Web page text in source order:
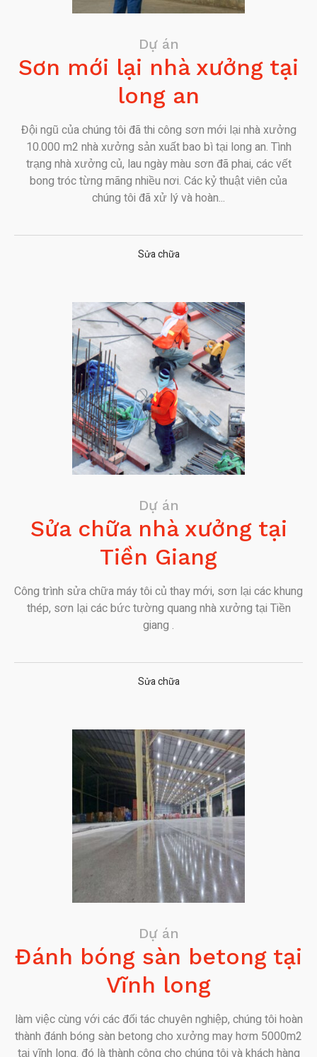
Dự án
Sơn mới lại nhà xưởng tại
long an
Đội ngũ của chúng tôi đã thi công sơn mới lại nhà xưởng
10.000 m2 nhà xưởng sản xuất bao bì tại long an. Tình
trạng nhà xưởng củ, lau ngày màu sơn đã phai, các vết
bong tróc từng mãng nhiều nơi. Các kỷ thuật viên của
chúng tôi đã xử lý và hoàn...
Sửa chữa
Dự án
Sửa chữa nhà xưởng tại
Tiền Giang
Công trình sửa chữa máy tôi củ thay mới, sơn lại các khung
thép, sơn lại các bức tường quang nhà xưởng tại Tiền
giang .
Sửa chữa
Dự án
Đánh bóng sàn betong tại
Vĩnh long
làm việc cùng với các đối tác chuyên nghiệp, chúng tôi hoàn
thành đánh bóng sàn betong cho xưởng may hơm 5000m2
tại vĩnh long. đó là thành công cho chúng tôi và khách hàng